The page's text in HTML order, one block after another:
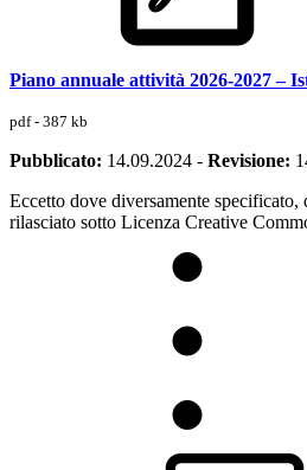
Piano annuale attività 2026-2027 –
pdf - 387 kb
Pubblicato: 14.09.2024 - Revisione:
Eccetto dove diversamente specificato,
rilasciato sotto Licenza Creative